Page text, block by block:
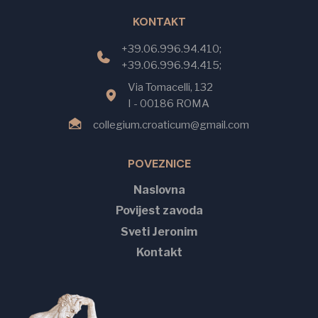
KONTAKT
+39.06.996.94.410;
+39.06.996.94.415;
Via Tomacelli, 132
I - 00186 ROMA
collegium.croaticum@gmail.com
POVEZNICE
Naslovna
Povijest zavoda
Sveti Jeronim
Kontakt